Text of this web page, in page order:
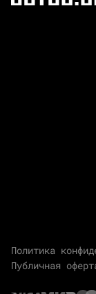
Политика
Публичная